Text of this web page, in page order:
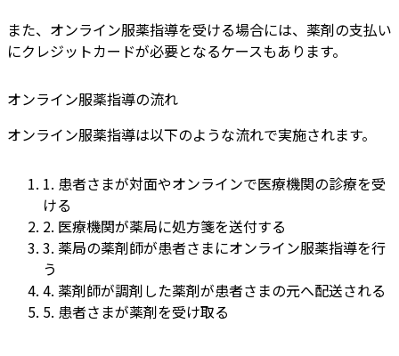
また、オンライン服薬指導を受ける場合には、薬剤の支払い
にクレジットカードが必要となるケースもあります。
オンライン服薬指導の流れ
オンライン服薬指導は以下のような流れで実施されます。
1. 患者さまが対面やオンラインで医療機関の診療を受
ける
2. 医療機関が薬局に処方箋を送付する
3. 薬局の薬剤師が患者さまにオンライン服薬指導を行
う
4. 薬剤師が調剤した薬剤が患者さまの元へ配送される
5. 患者さまが薬剤を受け取る